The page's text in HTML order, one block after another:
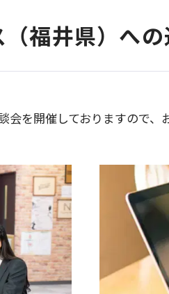
福井県）へ
会を開催しておりますので、